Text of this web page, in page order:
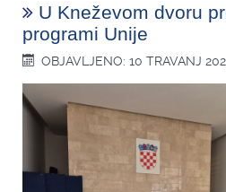
U Kneževom dvoru
programi Unije
OBJAVLJENO: 10 TRAVANJ